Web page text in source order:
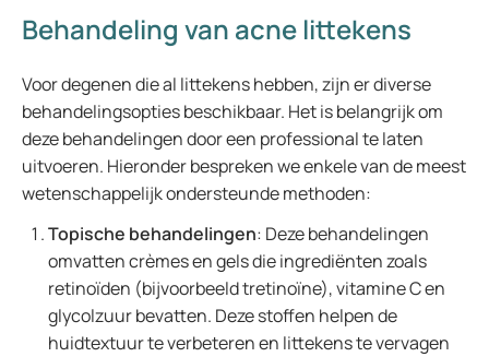
Behandeling van acne littekens
Voor degenen die al littekens hebben, zijn er diverse
behandelingsopties beschikbaar. Het is belangrijk om
deze behandelingen door een professional te laten
uitvoeren. Hieronder bespreken we enkele van de meest
wetenschappelijk ondersteunde methoden:
Topische behandelingen: Deze behandelingen
omvatten crèmes en gels die ingrediënten zoals
retinoïden (bijvoorbeeld tretinoïne), vitamine C en
glycolzuur bevatten. Deze stoffen helpen de
huidtextuur te verbeteren en littekens te vervagen